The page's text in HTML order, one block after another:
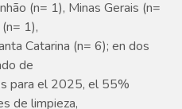
(n= 1), Minas Gerais (n=
1),
Catarina (n= 6); en dos
de
para el 2025, el 55%
de limpieza,